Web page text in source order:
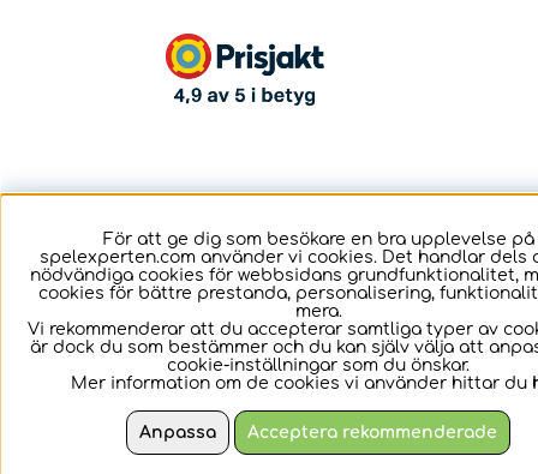
För att ge dig som besökare en bra upplevelse på
spelexperten.com använder vi cookies. Det handlar dels
nödvändiga cookies för webbsidans grundfunktionalitet,
cookies för bättre prestanda, personalisering,
mera.
Vi rekommenderar att du accepterar samtliga typer av
är dock du som bestämmer och du kan själv välja att
cookie-inställningar som du önskar.
Mer information om de cookies vi använder hittar du
Anpassa Acceptera rekommenderade